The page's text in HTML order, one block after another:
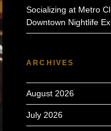
Socializing at Metro
Downtown Nightlife
ARCHIVES
August 2026
July 2026